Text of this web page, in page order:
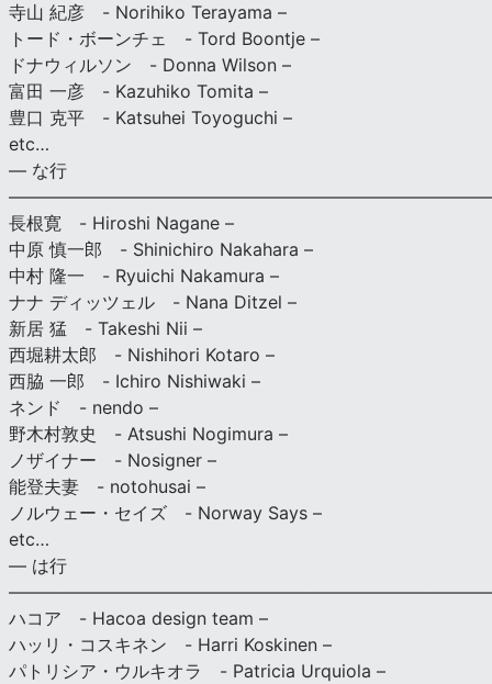
寺山 紀彦 - Norihiko Terayama –
トード・ボーンチェ - Tord Boontje –
ドナウィルソン - Donna Wilson –
富田 一彦 - Kazuhiko Tomita –
豊口 克平 - Katsuhei Toyoguchi –
etc…
— な行
長根寛 - Hiroshi Nagane –
中原 慎一郎 - Shinichiro Nakahara –
中村 隆一 - Ryuichi Nakamura –
ナナ ディッツェル - Nana Ditzel –
新居 猛 - Takeshi Nii –
西堀耕太郎 - Nishihori Kotaro –
西脇 一郎 - Ichiro Nishiwaki –
ネンド - nendo –
野木村敦史 - Atsushi Nogimura –
ノザイナー - Nosigner –
能登夫妻 - notohusai –
ノルウェー・セイズ - Norway Says –
etc…
— は行
ハコア - Hacoa design team –
ハッリ・コスキネン - Harri Koskinen –
パトリシア・ウルキオラ - Patricia Urquiola –